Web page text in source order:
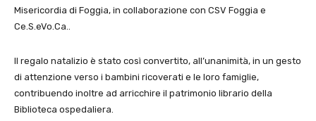
Misericordia di Foggia, in collaborazione con CSV Foggia e
Ce.S.eVo.Ca..
Il regalo natalizio è stato così convertito, all’unanimità, in un gesto
di attenzione verso i bambini ricoverati e le loro famiglie,
contribuendo inoltre ad arricchire il patrimonio librario della
Biblioteca ospedaliera.